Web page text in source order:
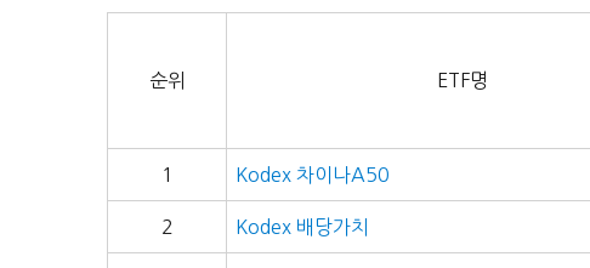
순위 ETF명
1 Kodex 차이나A50
2 Kodex 배당가치